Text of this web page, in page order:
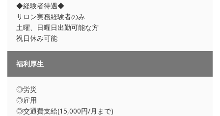
◆経験者待遇◆
サロン実務経験者のみ
土曜、日曜日出勤可能な方
祝日休み可能
福利厚生
◎労災
◎雇用
◎交通費支給(15,000円/月まで)